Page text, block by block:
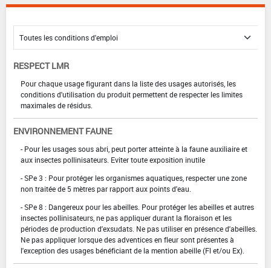
RESPECT LMR
Pour chaque usage figurant dans la liste des usages autorisés, les
conditions d'utilisation du produit permettent de respecter les limites
maximales de résidus.
ENVIRONNEMENT FAUNE
- Pour les usages sous abri, peut porter atteinte à la faune auxiliaire et
aux insectes pollinisateurs. Eviter toute exposition inutile
- SPe 3 : Pour protéger les organismes aquatiques, respecter une zone
non traitée de 5 mètres par rapport aux points d'eau.
- SPe 8 : Dangereux pour les abeilles. Pour protéger les abeilles et autres
insectes pollinisateurs, ne pas appliquer durant la floraison et les
périodes de production d'exsudats. Ne pas utiliser en présence d'abeilles.
Ne pas appliquer lorsque des adventices en fleur sont présentes à
l'exception des usages bénéficiant de la mention abeille (Fl et/ou Ex).